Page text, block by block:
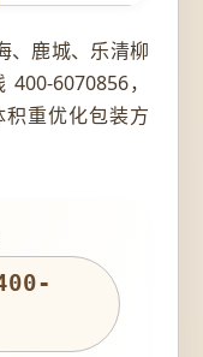
、鹿城、乐清柳
6070856，
重优化包装方